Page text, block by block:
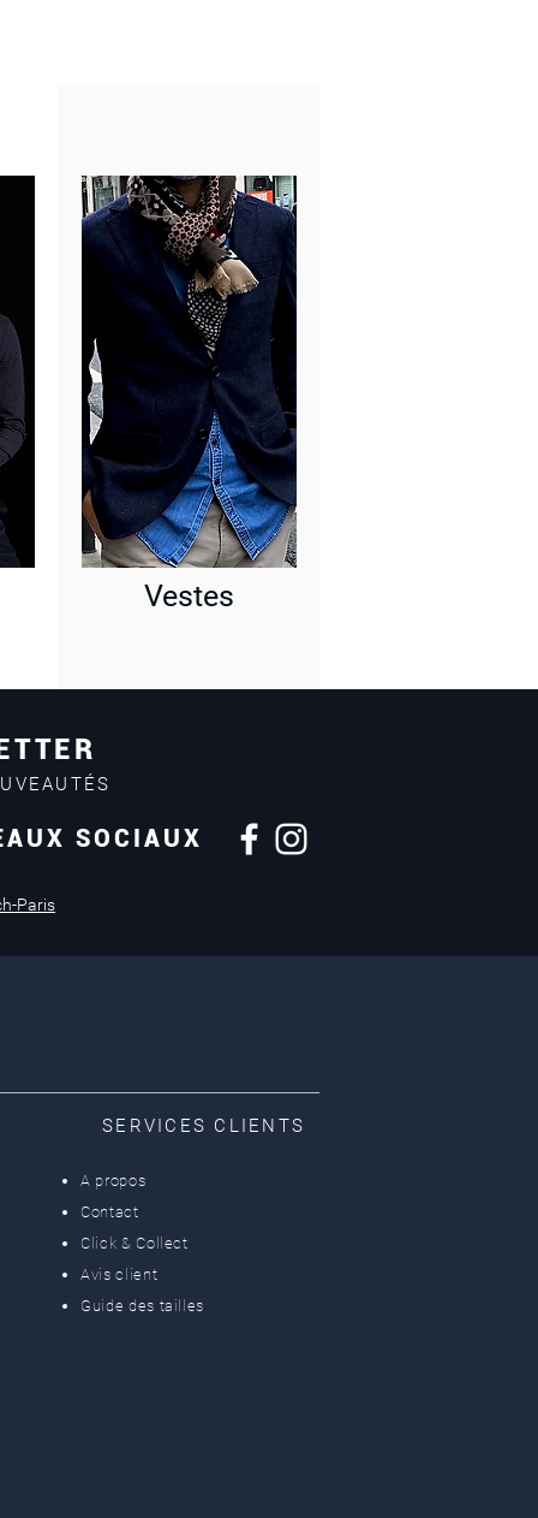
Vestes
SOCIAUX
Paris
SERVICES CLIENTS
A propos
Contact
Click & Collect
Avis client
Guide des tailles